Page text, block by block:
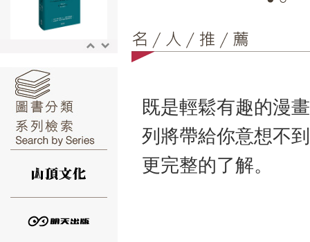
⑥
既是輕鬆有趣的漫
列將帶給你意想不
更完整的了解